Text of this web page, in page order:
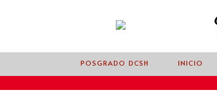
POSGRADO DCSH INICIO